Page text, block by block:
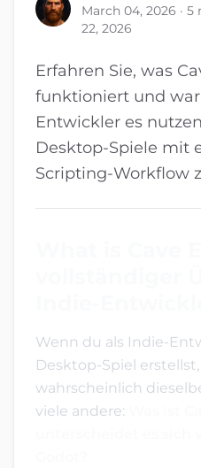
March 04, 2026 ·
22, 2026
Erfahren Sie, was
funktioniert und
Entwickler es
Desktop-Spiele mit
Scripting-Workflow
Wenn du als Indie-
Desktop-Spiel
wahrscheinlich
viele andere: